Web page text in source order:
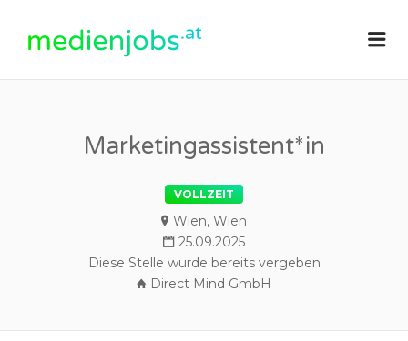
Marketingassistent*in
VOLLZEIT
Wien, Wien
25.09.2025
Diese Stelle wurde bereits vergeben
Direct Mind GmbH